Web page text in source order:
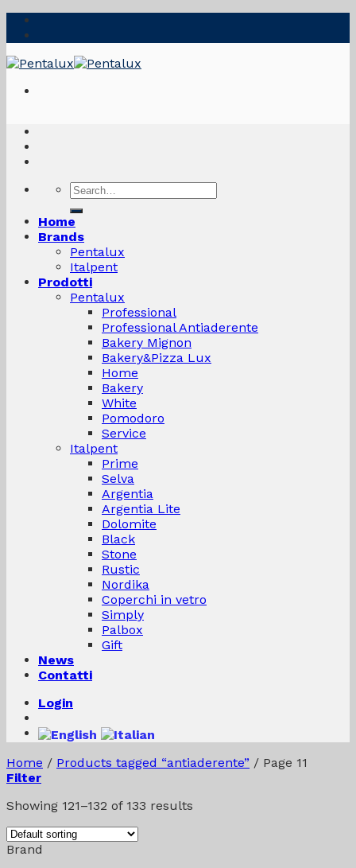
Skip
Search
for:
Home
Brands
Pentalux
Italpent
Prodotti
Pentalux
Professional
Professional Antiaderente
Bakery Mignon
Bakery&Pizza Lux
Home
Bakery
White
Pomodoro
Service
Italpent
Prime
Selva
Argentia
Argentia Lite
Dolomite
Black
Stone
Rustic
Nordika
Coperchi in vetro
Simply
Palbox
Gift
News
Contatti
Login
Home / Products tagged “antiaderente” / Page 11
Filter
Showing 121–132 of 133 results
Brand